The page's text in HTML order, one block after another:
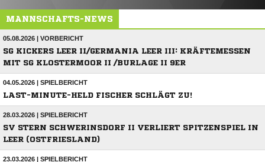
MANNSCHAFTS-NEWS
05.08.2026 | VORBERICHT
SG KICKERS LEER II/GERMANIA LEER III: KRÄFTEMESSEN
MIT SG KLOSTERMOOR II /BURLAGE II 9ER
04.05.2026 | SPIELBERICHT
LAST-MINUTE-HELD FISCHER SCHLÄGT ZU!
28.03.2026 | SPIELBERICHT
SV STERN SCHWERINSDORF II VERLIERT SPITZENSPIEL IN
LEER (OSTFRIESLAND)
23.03.2026 | SPIELBERICHT